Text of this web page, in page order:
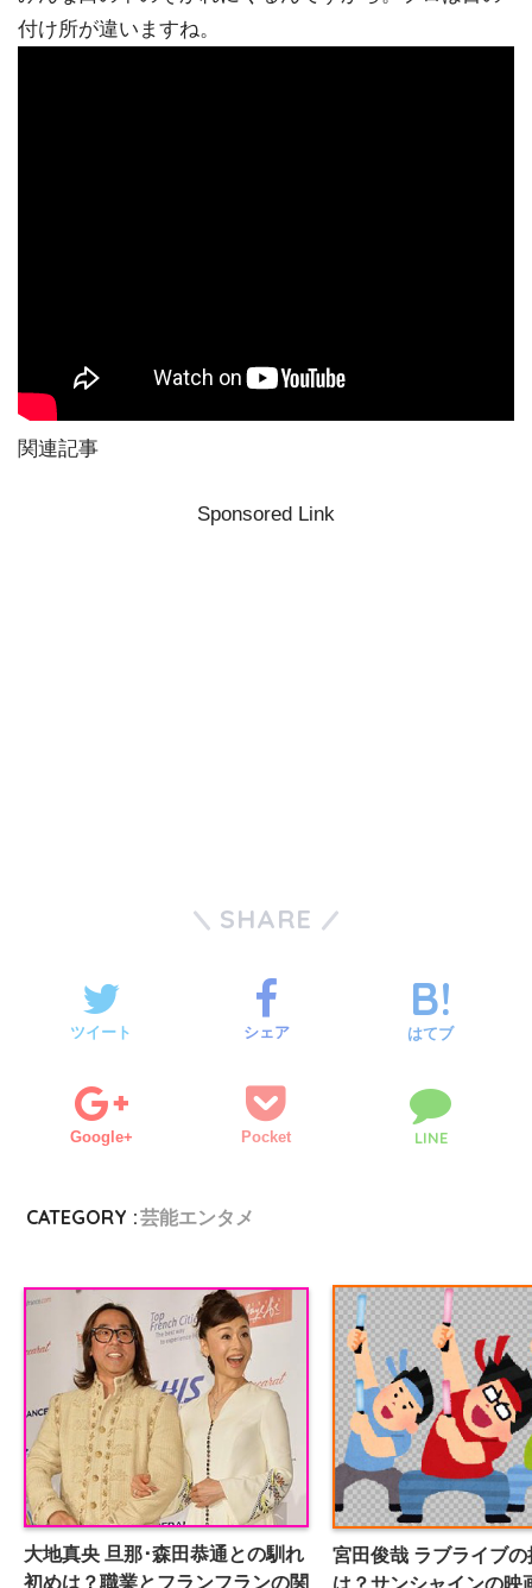
付け所が違いますね。
関連記事
Sponsored Link
SHARE
ツイート シェア はてブ
Google+ Pocket LINE
CATEGORY :芸能エンタメ
大地真央 旦那･森田恭通との馴れ
初めは？職業とフランフランの関
宮田俊哉 ラブライブ
は？サンシャインの映